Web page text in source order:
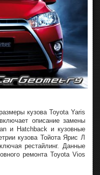
кузова Toyota Yaris
описание замены
и Hatchback и кузовные
кузова Тойота Ярис Л
рестайлинг. Данные
ремонта Toyota Vios